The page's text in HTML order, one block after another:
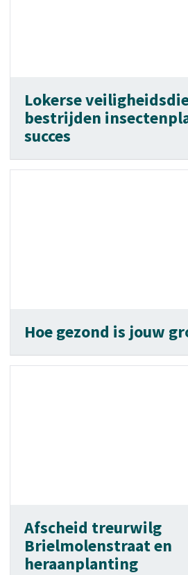
Lokerse
bestrijden
succes
Hoe gezond is jouw
Afscheid treurwilg
Brielmolenstraat en
heraanplanting